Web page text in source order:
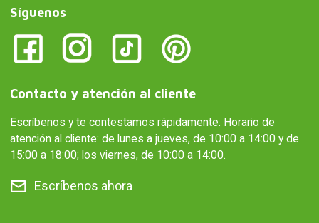
Síguenos
Contacto y atención al cliente
Escríbenos y te contestamos rápidamente. Horario de
atención al cliente: de lunes a jueves, de 10:00 a 14:00 y de
15:00 a 18:00; los viernes, de 10:00 a 14:00.
Escríbenos ahora